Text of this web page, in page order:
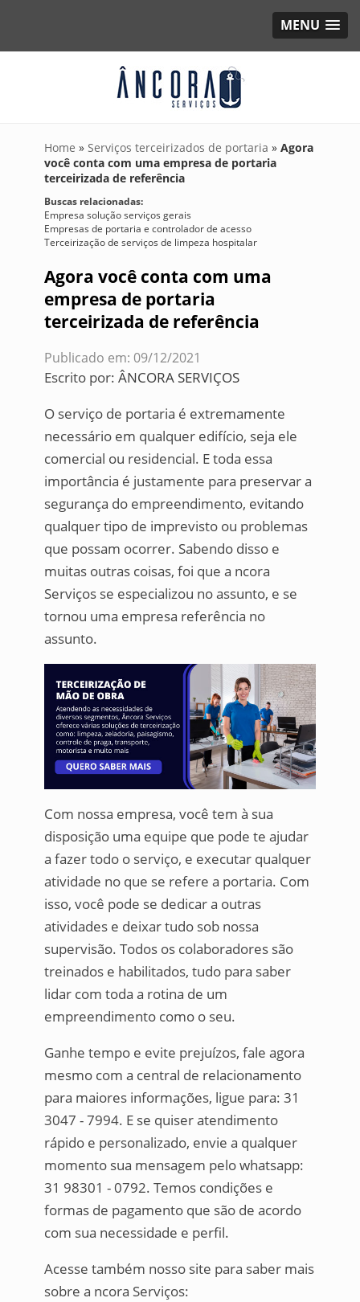
MENU
Home » Serviços terceirizados de portaria » Agora
você conta com uma empresa de portaria
terceirizada de referência
Buscas relacionadas:
Empresa solução serviços gerais
Empresas de portaria e controlador de acesso
Terceirização de serviços de limpeza hospitalar
Agora você conta com uma
empresa de portaria
terceirizada de referência
Publicado em: 09/12/2021
Escrito por: ÂNCORA SERVIÇOS
O serviço de portaria é extremamente
necessário em qualquer edifício, seja ele
comercial ou residencial. E toda essa
importância é justamente para preservar a
segurança do empreendimento, evitando
qualquer tipo de imprevisto ou problemas
que possam ocorrer. Sabendo disso e
muitas outras coisas, foi que a ncora
Serviços se especializou no assunto, e se
tornou uma empresa referência no
assunto.
Com nossa empresa, você tem à sua
disposição uma equipe que pode te ajudar
a fazer todo o serviço, e executar qualquer
atividade no que se refere a portaria. Com
isso, você pode se dedicar a outras
atividades e deixar tudo sob nossa
supervisão. Todos os colaboradores são
treinados e habilitados, tudo para saber
lidar com toda a rotina de um
empreendimento como o seu.
Ganhe tempo e evite prejuízos, fale agora
mesmo com a central de relacionamento
para maiores informações, ligue para: 31
3047 - 7994. E se quiser atendimento
rápido e personalizado, envie a qualquer
momento sua mensagem pelo whatsapp:
31 98301 - 0792. Temos condições e
formas de pagamento que são de acordo
com sua necessidade e perfil.
Acesse também nosso site para saber mais
sobre a ncora Serviços: